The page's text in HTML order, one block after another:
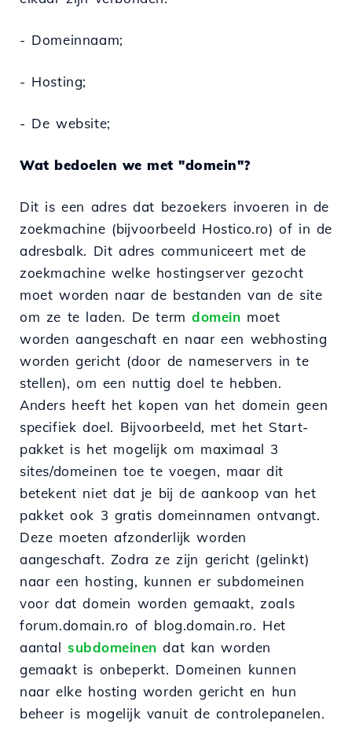
- Domeinnaam;
- Hosting;
- De website;
Wat bedoelen we met "domein"?
Dit is een adres dat bezoekers invoeren in de
zoekmachine (bijvoorbeeld Hostico.ro) of in de
adresbalk. Dit adres communiceert met de
zoekmachine welke hostingserver gezocht
moet worden naar de bestanden van de site
om ze te laden. De termdomein moet
worden aangeschaft en naar een webhosting
worden gericht (door de nameservers in te
stellen), om een nuttig doel te hebben.
Anders heeft het kopen van het domein geen
specifiek doel. Bijvoorbeeld, met het Start-
pakket is het mogelijk om maximaal 3
sites/domeinen toe te voegen, maar dit
betekent niet dat je bij de aankoop van het
pakket ook 3 gratis domeinnamen ontvangt.
Deze moeten afzonderlijk worden
aangeschaft. Zodra ze zijn gericht (gelinkt)
naar een hosting, kunnen er subdomeinen
voor dat domein worden gemaakt, zoals
forum.domain.ro of blog.domain.ro. Het
aantalsubdomeinen dat kan worden
gemaakt is onbeperkt. Domeinen kunnen
naar elke hosting worden gericht en hun
beheer is mogelijk vanuit de controlepanelen.